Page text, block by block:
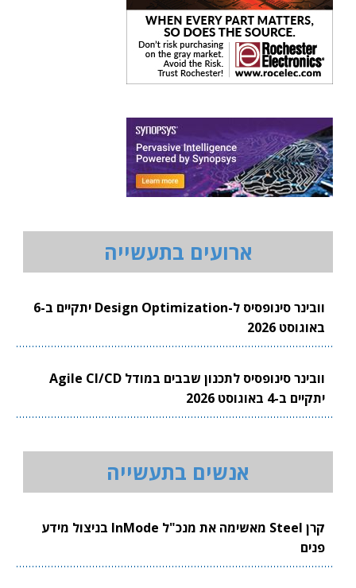
ארועים בתעשייה
וובינר סינופסיס ל-Design Optimization יתקיים ב-6
באוגוסט 2026
וובינר סינופסיס לתכנון שבבים במודל Agile CI/CD
יתקיים ב-4 באוגוסט 2026
אנשים בתעשייה
קרן Steel מאשימה את מנכ"ל InMode בניצול מידע
פנים